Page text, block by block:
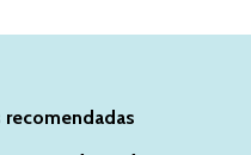
recomendadas